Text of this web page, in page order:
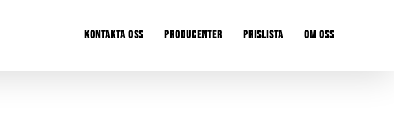
KONTAKTA OSS PRODUCENTER PRISLISTA OM OSS